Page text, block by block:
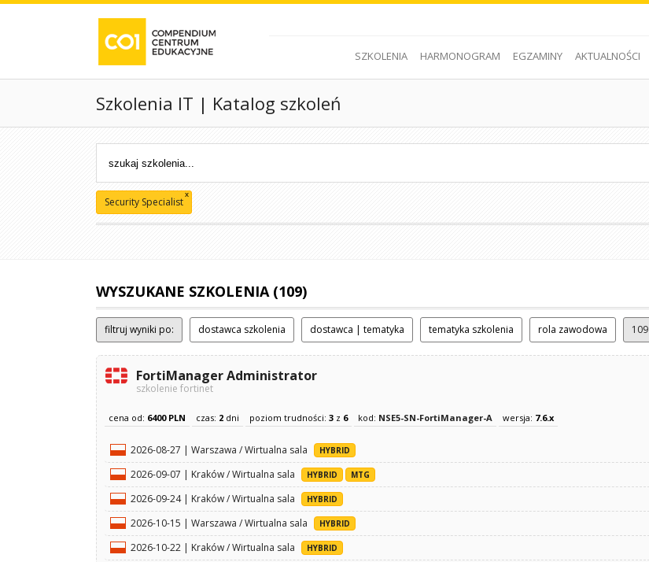
SZKOLENIA HARMONOGRAM EGZAMINY AKTUALNOŚCI
Szkolenia IT | Katalog szkoleń
Security Specialist
x
WYSZUKANE SZKOLENIA (109)
filtruj wyniki po: dostawca szkolenia dostawca | tematyka tematyka szkolenia rola zawodowa 109
FortiManager Administrator
szkolenie fortinet
cena od: 6400 PLN czas: 2 dni poziom trudności: 3 z 6 kod: NSE5-SN-FortiManager-A wersja: 7.6.x
2026-08-27 | Warszawa / Wirtualna sala HYBRID
2026-09-07 | Kraków / Wirtualna sala HYBRID MTG
2026-09-24 | Kraków / Wirtualna sala HYBRID
2026-10-15 | Warszawa / Wirtualna sala HYBRID
2026-10-22 | Kraków / Wirtualna sala HYBRID